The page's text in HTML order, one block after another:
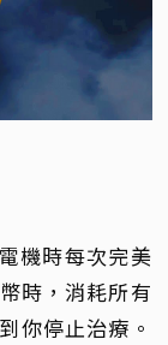
機時每次完美
時，消耗所有
你停止治療。